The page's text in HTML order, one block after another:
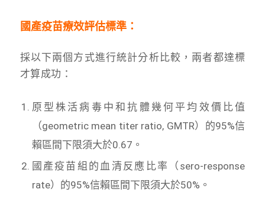
國產疫苗療效評估標準：
採以下兩個方式進行統計分析比較，兩者都達標
才算成功：
原型株活病毒中和抗體幾何平均效價比值
（geometric mean titer ratio, GMTR）的95%信
賴區間下限須大於0.67。
國產疫苗組的血清反應比率（sero-response
rate）的95%信賴區間下限須大於50%。